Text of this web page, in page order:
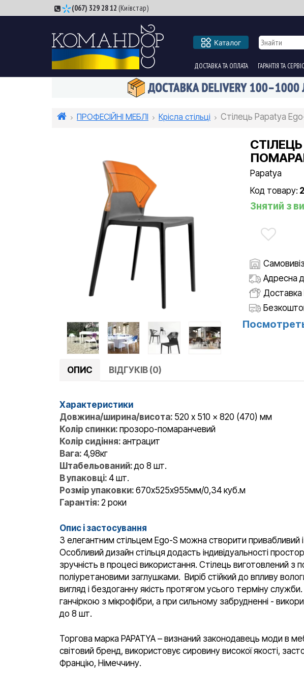
(067) 329 28 12 (Київстар)
Каталог
ДОСТАВКА ТА ОПЛАТА ГАРАНТІЯ ТА СЕРВІС
ПРОФЕСІЙНІ МЕБЛІ Крісла стільці Стілець Papatya
Papatya
Код товару:
Знятий з
Адресна
ОПИС ВІДГУКІВ (0)
Характеристики
Довжина/ширина/висота: 520 x 510 x 820 (470) мм
Колір спинки: прозоро-помаранчевий
Колір сидіння: антрацит
Вага: 4,98кг
Штабельований:до 8 шт.
В упаковці: 4 шт.
Розмір упаковки: 670х525х955мм/0,34 куб.м
Гарантія: 2 роки
Опис і застосування
З елегантним стільцем Ego-S можна створити привабливий і
Особливий дизайн стільця додасть індивідуальності
зручність в процесі використання. Стілець виготовлений з
поліуретановими заглушками. Виріб стійкий до впливу
вигляд і бездоганну якість протягом усього терміну
ганчіркою з мікрофібри, а при сильному забрудненні -
до 8 шт.
Торгова марка PAPATYA – визнаний законодавець моди в
світовий бренд, використовує сировину високої якості,
Францію, Німеччину.